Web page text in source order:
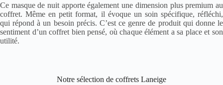
Ce masque de nuit apporte également une dimension plus premium au
coffret. Même en petit format, il évoque un soin spécifique, réfléchi,
qui répond à un besoin précis. C’est ce genre de produit qui donne le
sentiment d’un coffret bien pensé, où chaque élément a sa place et son
utilité.
Notre sélection de coffrets Laneige